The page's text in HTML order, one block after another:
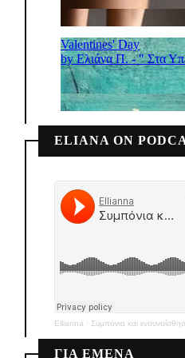
ELIANA ON
Ellianna · Συμπόνια και
ΓΙΑ ΕΜΕΝΑ